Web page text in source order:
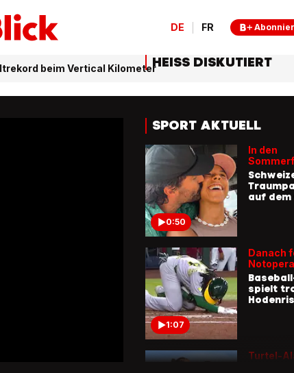
DE FR
beim Vertical Kilometer
SPORT AKTUELL
0:50
In den
auf
1:07
Danach
spielt
Turtel-
HEISS DISKUTIERT